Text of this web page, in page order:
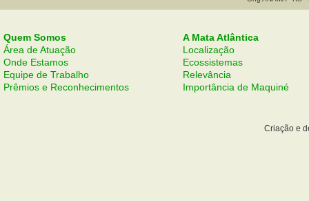
Quem Somos
Área de Atuação
Onde Estamos
Equipe de Trabalho
Prêmios e Reconhecimentos
A Mata Atlântica
Localização
Ecossistemas
Relevância
Importância de Maquiné
Criação e